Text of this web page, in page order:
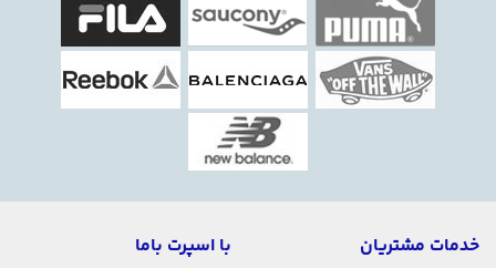
خدمات مشتریان با اسپرت باما